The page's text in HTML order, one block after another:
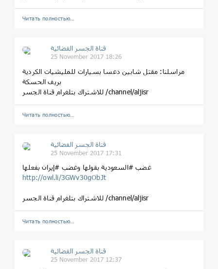
Читать полностью…
قناة الجسر الفضائية
25 November 2017 18:26
مراسلنا: مقتل شابين دعسا بسيارات للمليشيات الكردية
بريف الحسكة
للاشتراك بتلغرام قناة الجسر /channel/aljisr
Читать полностью…
قناة الجسر الفضائية
25 November 2017 17:31
غضب #السعودية بقولها وغضب #إيران بفعلها
http://owl.li/3GWv30gObJt
للاشتراك بتلغرام قناة الجسر /channel/aljisr
Читать полностью…
قناة الجسر الفضائية
25 November 2017 12:37